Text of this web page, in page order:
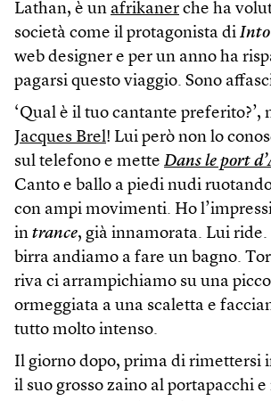
Lathan, è un afrikaner che ha
società come il protagonista di
web designer e per un anno ha
pagarsi questo viaggio. Sono
‘Qual è il tuo cantante preferito?’,
Jacques Brel! Lui però non lo
sul telefono e mette Dans le port
Canto e ballo a piedi nudi
con ampi movimenti. Ho
in trance, già innamorata. Lui ride.
birra andiamo a fare un bagno.
riva ci arrampichiamo su una
ormeggiata a una scaletta e
tutto molto intenso.
Il giorno dopo, prima di rimettersi
il suo grosso zaino al portapacchi